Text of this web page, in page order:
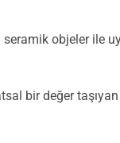
objeler ile
bir değer taşıyan